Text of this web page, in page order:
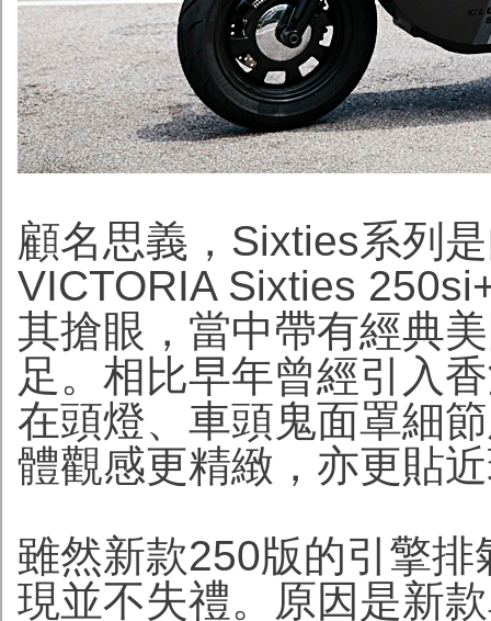
顧名思義，Sixties系列
VICTORIA Sixties
其搶眼，當中帶有經典
足。相比早年曾經引入
在頭燈、車頭鬼面罩細
體觀感更精緻，亦更貼
雖然新款250版的引擎
現並不失禮。原因是新